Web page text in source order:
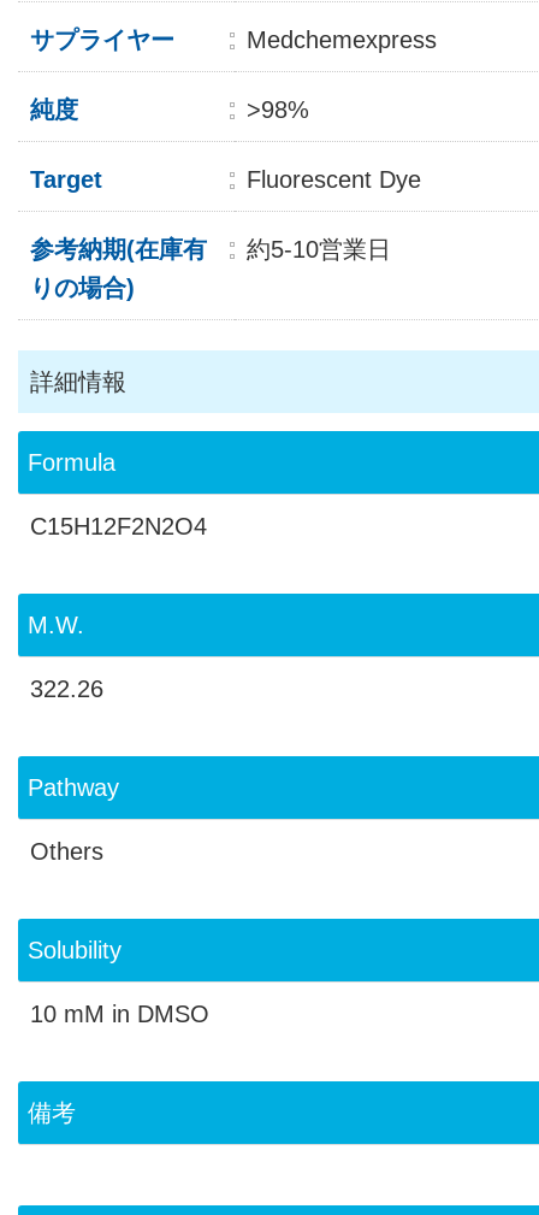
サプライヤー Medchemexpress
純度 >98%
Target Fluorescent Dye
参考納期(在庫有
りの場合)
約5-10営業日
詳細情報
Formula
C15H12F2N2O4
M.W.
322.26
Pathway
Others
Solubility
10 mM in DMSO
備考